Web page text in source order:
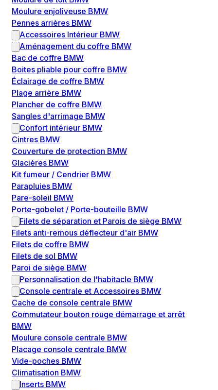
Moulure enjoliveuse BMW
Pennes arrières BMW
Accessoires Intérieur BMW
Aménagement du coffre BMW
Bac de coffre BMW
Boites pliable pour coffre BMW
Éclairage de coffre BMW
Plage arrière BMW
Plancher de coffre BMW
Sangles d'arrimage BMW
Confort intérieur BMW
Cintres BMW
Couverture de protection BMW
Glacières BMW
Kit fumeur / Cendrier BMW
Parapluies BMW
Pare-soleil BMW
Porte-gobelet / Porte-bouteille BMW
Filets de séparation et Parois de siège BMW
Filets anti-remous déflecteur d'air BMW
Filets de coffre BMW
Filets de sol BMW
Paroi de siège BMW
Personnalisation de l'habitacle BMW
Console centrale et Accessoires BMW
Cache de console centrale BMW
Commutateur bouton rouge démarrage et arrêt
BMW
Moulure console centrale BMW
Placage console centrale BMW
Vide-poches BMW
Climatisation BMW
Inserts BMW